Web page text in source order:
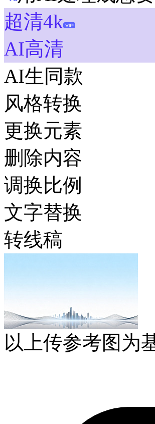
超清4k
AI高清
AI生同款
风格转换
更换元素
删除内容
调换比例
文字替换
转线稿
以上传参考图为